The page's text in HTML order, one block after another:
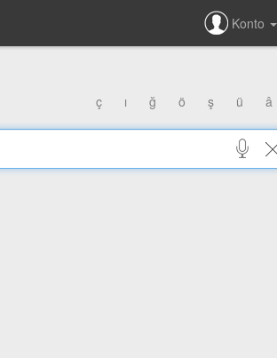
Konto
ç ı ğ ö ş ü â